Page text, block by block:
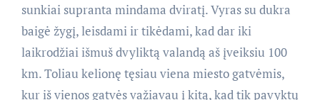
sunkiai supranta mindama dviratį. Vyras su dukra
baigė žygį, leisdami ir tikėdami, kad dar iki
laikrodžiai išmuš dvyliktą valandą aš įveiksiu 100
km. Toliau kelionę tęsiau viena miesto gatvėmis,
kur iš vienos gatvės važiavau į kitą, kad tik pavyktų